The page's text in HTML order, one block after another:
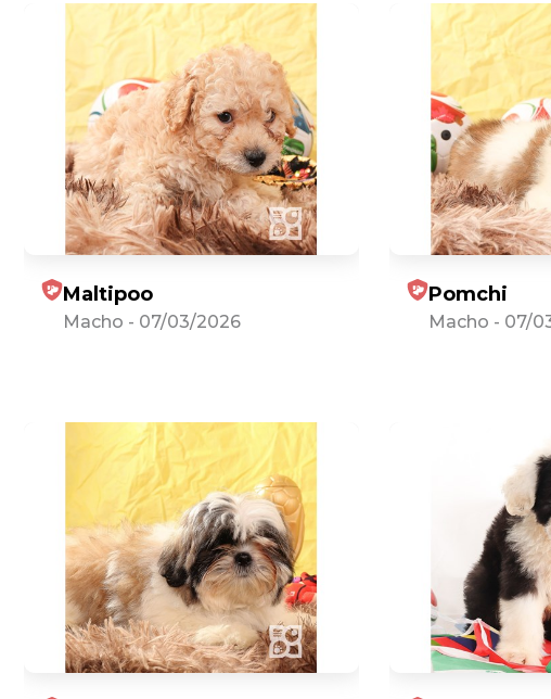
Maltipoo
Macho - 07/03/2026
Pomchi
Macho - 07/